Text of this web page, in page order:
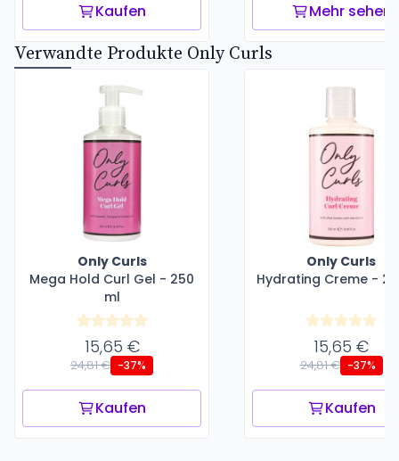
Kaufen Mehr sehen
Verwandte Produkte Only Curls
Only Curls
Mega Hold Curl Gel - 250
ml
15,65 €
24,81 € -37%
Kaufen
Only Curls
Hydrating Creme -
15,65 €
24,81 € -37%
Kaufen